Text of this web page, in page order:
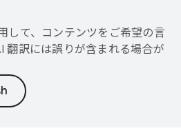
して、コンテンツをご希望の言
翻訳には誤りが含まれる場合が